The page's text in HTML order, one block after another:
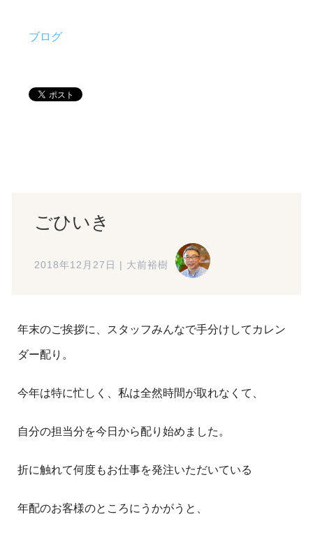
ブログ
ごひいき
2018年12月27日 | 大前裕樹
年末のご挨拶に、スタッフみんなで手分けしてカレン
ダー配り。
今年は特に忙しく、私は全然時間が取れなくて、
自分の担当分を今日から配り始めました。
折に触れて何度もお仕事を発注いただいている
年配のお客様のところにうかがうと、